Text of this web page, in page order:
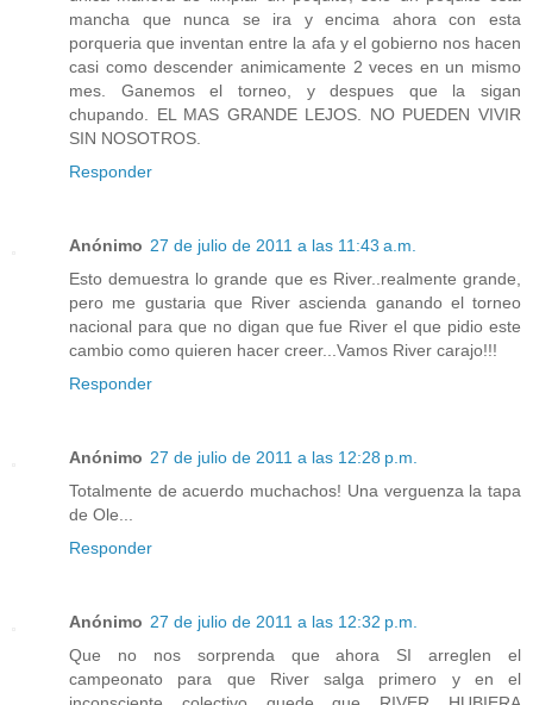
mancha que nunca se ira y encima ahora con esta
porqueria que inventan entre la afa y el gobierno nos hacen
casi como descender animicamente 2 veces en un mismo
mes. Ganemos el torneo, y despues que la sigan
chupando. EL MAS GRANDE LEJOS. NO PUEDEN VIVIR
SIN NOSOTROS.
Responder
Anónimo 27 de julio de 2011 a las 11:43 a.m.
Esto demuestra lo grande que es River..realmente grande,
pero me gustaria que River ascienda ganando el torneo
nacional para que no digan que fue River el que pidio este
cambio como quieren hacer creer...Vamos River carajo!!!
Responder
Anónimo 27 de julio de 2011 a las 12:28 p.m.
Totalmente de acuerdo muchachos! Una verguenza la tapa
de Ole...
Responder
Anónimo 27 de julio de 2011 a las 12:32 p.m.
Que no nos sorprenda que ahora SI arreglen el
campeonato para que River salga primero y en el